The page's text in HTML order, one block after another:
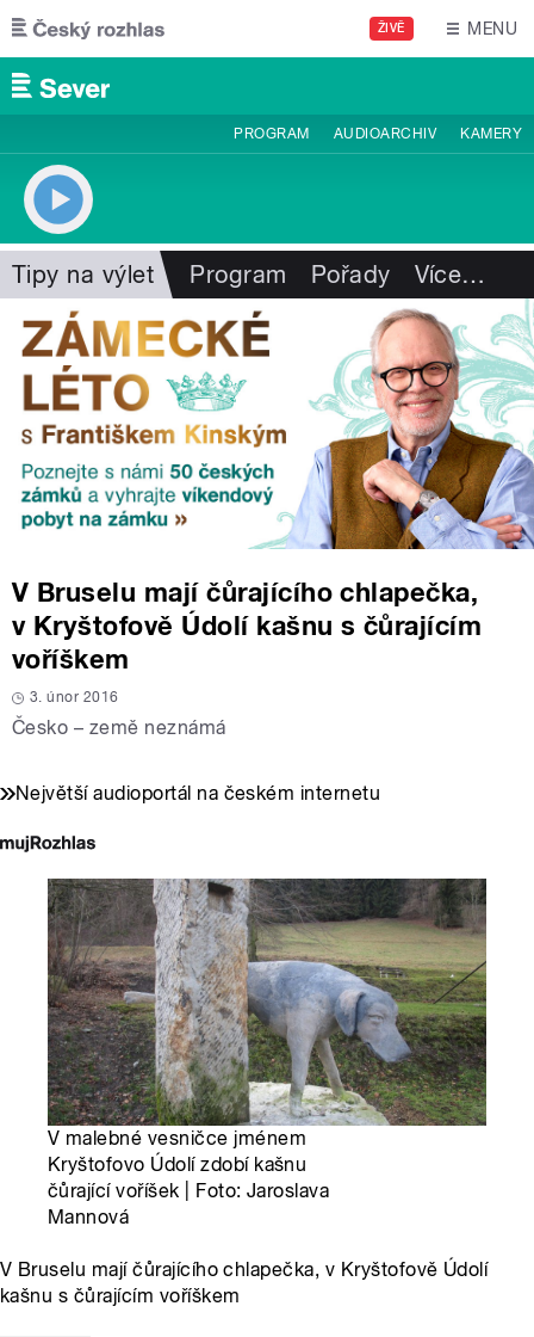
Přejít k hlavnímu obsahu
ŽIVĚ MENU
PROGRAM AUDIOARCHIV KAMERY
Tipy na výlet Program Pořady Více…
V Bruselu mají čůrajícího chlapečka,
v Kryštofově Údolí kašnu s čůrajícím
voříškem
3. únor 2016
Česko – země neznámá
Největší audioportál na českém internetu
V malebné vesničce jménem
Kryštofovo Údolí zdobí kašnu
čůrající voříšek | Foto: Jaroslava
Mannová
V Bruselu mají čůrajícího chlapečka, v Kryštofově Údolí
kašnu s čůrajícím voříškem